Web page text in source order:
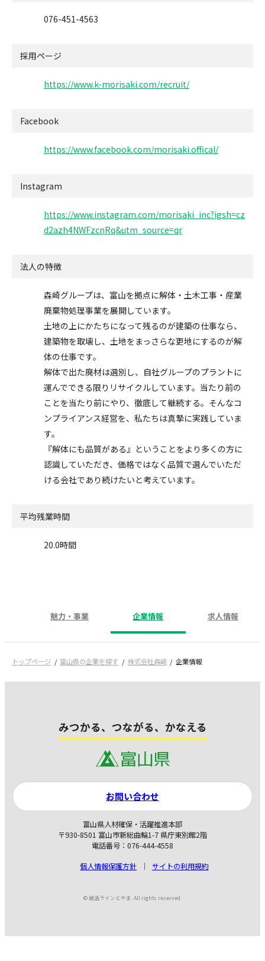
076-451-4563
採用ページ
https://www.k-morisaki.com/recruit/
Facebook
https://www.facebook.com/morisaki.offical/
Instagram
https://www.instagram.com/morisaki_inc?igsh=cz
d2azh4NWFzcnRq&utm_source=qr
法人の特徴
森崎グループは、富山を拠点に解体・土木工事・産業
廃棄物処理事業を展開しています。
土地の上にかたちになって残るのが建築の仕事なら、
建築物を取壊し、土地をまっさらな更地にするのが解
体の仕事です。
解体で出た廃材は選別し、自社グループのプラントに
運んでできる限りリサイクルしています。当たり前の
ことを当たり前にやり、徹底して継続する。そんなコ
ンプライアンス経営を、私たちは真摯に実践していま
す。
『解体にも品質がある』ということをより多くの方に
認識していただき、価格ではなく品質で選んでいただ
ける会社であり続けたいと考えています。
平均残業時間
20.0時間
魅力・事業 企業情報 求人情報
トップページ 富山県の企業を探す 株式会社森崎 企業情報
みつかる、つながる、かなえる
富山県人材確保・活躍推進本部
〒930-8501 富山市新総曲輪1-7 県庁東別館2階
電話番号：076-444-4558
個人情報保護方針
サイトの利用規約
お問い合わせ
© 就活ラインとやま. All rights reserved.